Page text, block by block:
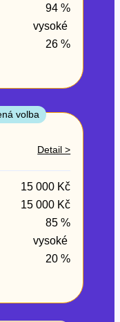
94 %
vysoké
26 %
volba
Detail >
15 000 Kč
15 000 Kč
85 %
vysoké
20 %